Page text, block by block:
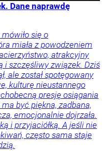
Dane naprawdę
się o
miała z powodzeniem
atrakcyjny
i szczęśliwy związek. Dziś
ale został spotęgowany
kulturę nieustannego
presję osiągania
być piękna, zadbana,
emocjonalnie dojrzała.
i przyjaciółką. A jeśli nie
często sama staje